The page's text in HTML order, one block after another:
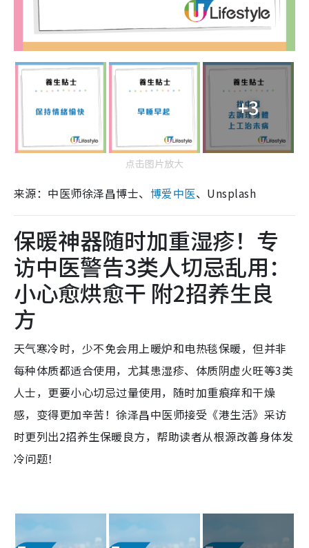
+3
点击图片放大
来源：中医师徐泽昌博士、 博爱中医、Unsplash
保暖神器随时加重湿疹！专
访中医警告3类人切忌乱用：
小心愈烘愈干 附2招养生良
方
天气寒冷时，少不免会用上暖炉和电热毯保暖，但并非
每种体质都适合使用，尤其患湿疹、体质阴虚火旺等3类
人士，更要小心切忌过量使用，随时加重痕痒和干燥
感，变得更加辛苦！徐泽昌中医师接受《港生活》采访
时更列出2招养生保暖良方，帮助读者从根源改善身体发
冷问题！